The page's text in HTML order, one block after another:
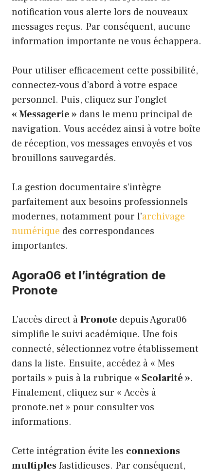
notification vous alerte lors de nouveaux
messages reçus. Par conséquent, aucune
information importante ne vous échappera.
Pour utiliser efficacement cette possibilité,
connectez-vous d’abord à votre espace
personnel. Puis, cliquez sur l’onglet
« Messagerie » dans le menu principal de
navigation. Vous accédez ainsi à votre boîte
de réception, vos messages envoyés et vos
brouillons sauvegardés.
La gestion documentaire s’intègre
parfaitement aux besoins professionnels
modernes, notamment pour l’archivage
numérique des correspondances
importantes.
Agora06 et l’intégration de
Pronote
L’accès direct àPronote depuis Agora06
simplifie le suivi académique. Une fois
connecté, sélectionnez votre établissement
dans la liste. Ensuite, accédez à « Mes
portails » puis à la rubrique « Scolarité ».
Finalement, cliquez sur « Accès à
pronote.net » pour consulter vos
informations.
Cette intégration évite les connexions
multiplesfastidieuses. Par conséquent,